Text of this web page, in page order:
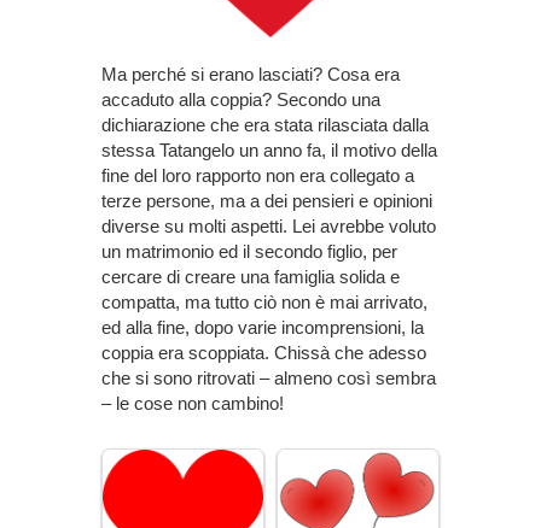
Ma perché si erano lasciati? Cosa era
accaduto alla coppia? Secondo una
dichiarazione che era stata rilasciata dalla
stessa Tatangelo un anno fa, il motivo della
fine del loro rapporto non era collegato a
terze persone, ma a dei pensieri e opinioni
diverse su molti aspetti. Lei avrebbe voluto
un matrimonio ed il secondo figlio, per
cercare di creare una famiglia solida e
compatta, ma tutto ciò non è mai arrivato,
ed alla fine, dopo varie incomprensioni, la
coppia era scoppiata. Chissà che adesso
che si sono ritrovati – almeno così sembra
– le cose non cambino!